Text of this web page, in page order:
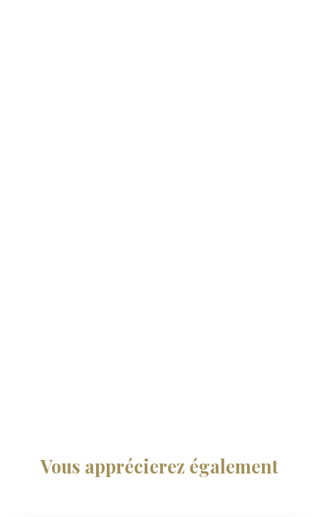
Vous apprécierez également